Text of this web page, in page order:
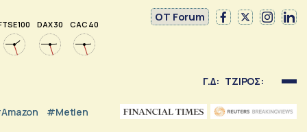
100 DAX 30 CAC 40
OT Forum
Γ.Δ: ΤΖΙΡΟΣ:
#Metlen